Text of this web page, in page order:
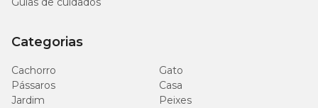
Categorias
Cachorro
Gato
Pássaros
Casa
Jardim
Peixes